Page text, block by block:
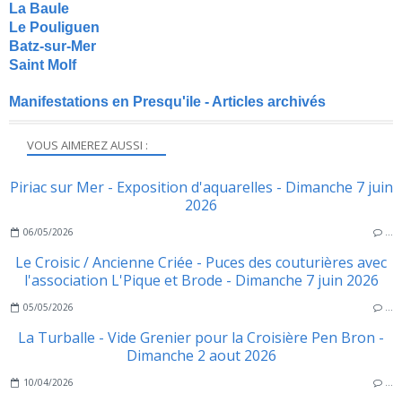
VOUS AIMEREZ AUSSI :
Piriac sur Mer - Exposition d'aquarelles - Dimanche 7 juin
2026
06/05/2026 …
Le Croisic / Ancienne Criée - Puces des couturières avec
l'association L'Pique et Brode - Dimanche 7 juin 2026
05/05/2026 …
La Turballe - Vide Grenier pour la Croisière Pen Bron -
Dimanche 2 aout 2026
10/04/2026 …
La Baule
Le Pouliguen
Batz-sur-Mer
Saint Molf
Manifestations en Presqu'ile - Articles archivés